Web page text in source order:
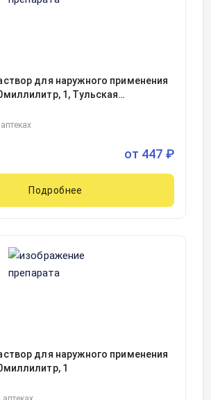
для наружного применения
1, Тульская
от 447 ₽
Подробнее
для наружного применения
1